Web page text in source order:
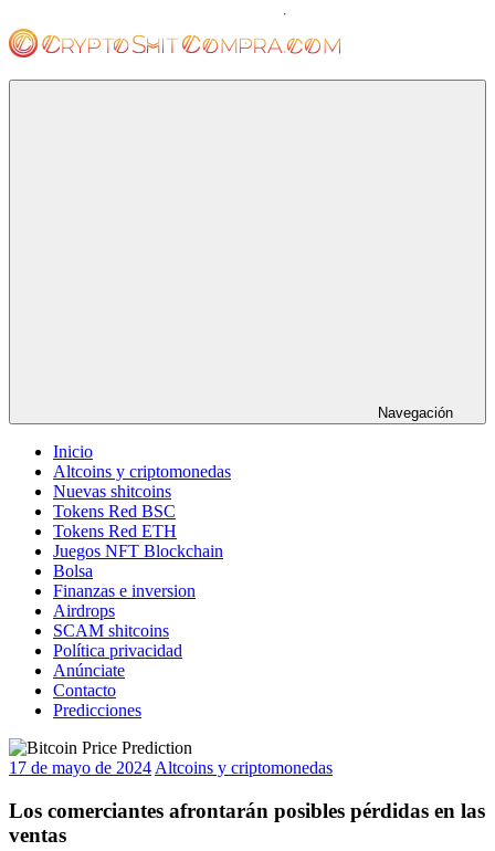
al
contenido
Navegación
Inicio
Altcoins y criptomonedas
Nuevas shitcoins
Tokens Red BSC
Tokens Red ETH
Juegos NFT Blockchain
Bolsa
Finanzas e inversion
Airdrops
SCAM shitcoins
Política privacidad
Anúnciate
Contacto
Predicciones
17 de mayo de 2024 Altcoins y criptomonedas
Los comerciantes afrontarán posibles pérdidas en las
ventas